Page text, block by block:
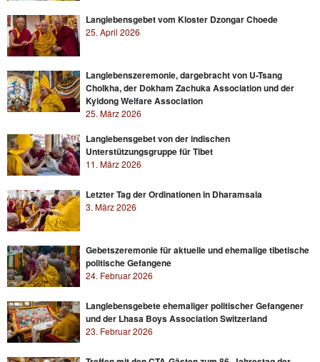
Langlebensgebet vom Kloster Dzongar Choede
25. April 2026
Langlebenszeremonie, dargebracht von U-Tsang
Cholkha, der Dokham Zachuka Association und der
Kyidong Welfare Association
25. März 2026
Langlebensgebet von der indischen
Unterstützungsgruppe für Tibet
11. März 2026
Letzter Tag der Ordinationen in Dharamsala
3. März 2026
Gebetszeremonie für aktuelle und ehemalige tibetische
politische Gefangene
24. Februar 2026
Langlebensgebete ehemaliger politischer Gefangener
und der Lhasa Boys Association Switzerland
23. Februar 2026